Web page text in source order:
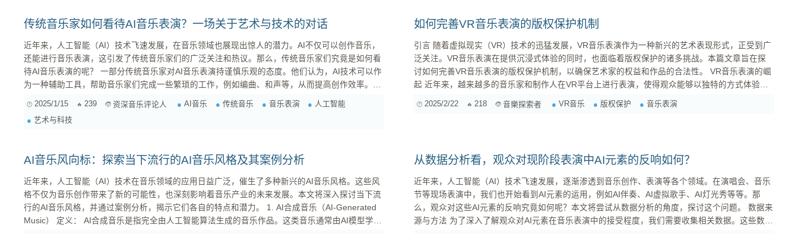
传统音乐家如何看待AI音乐表演？一场关于艺术与技术的对话
近年来，人工智能（AI）技术飞速发展，在音乐领域也展现出惊人的潜力。AI不仅可以创作音乐，
还能进行音乐表演，这引发了传统音乐家们的广泛关注和热议。那么，传统音乐家们究竟是如何看
待AI音乐表演的呢？ 一部分传统音乐家对AI音乐表演持谨慎乐观的态度。他们认为，AI技术可以作
为一种辅助工具，帮助音乐家们完成一些繁琐的工作，例如编曲、和声等，从而提高创作效率。此
外，AI还可以模拟一些复杂的乐器演奏技巧，为音乐创作带来新的灵感。例如，AI可以模拟古筝演
奏技巧中的揉弦、滑音等细节，从而创作出更具表现力的音乐作品。他们看到了AI技术在传承和发
展传统音乐方面的潜力，比如AI可以帮助对濒危的...
2025/1/15 239 资深音乐评论人 AI音乐 传统音乐 音乐表演
人工智能
艺术与科技
如何完善VR音乐表演的版权保护机制
引言 随着虚拟现实（VR）技术的迅猛发展，VR音乐表演作为一种新兴的艺术表现形式，正受到广
泛关注。VR音乐表演在提供沉浸式体验的同时，也面临着版权保护的诸多挑战。本篇文章旨在探
讨如何完善VR音乐表演的版权保护机制，以确保艺术家的权益和作品的合法性。 VR音乐表演的崛
起 近年来，越来越多的音乐家和制作人在VR平台上进行表演，使得观众能够以独特的方式体验音
乐。这种表演方式不仅打破了传统音乐会的界限，消除了地理位置的限制，更增强了观众的参与
2025/2/22 218 音樂探索者 VR音乐 版权保护 音乐表演
AI音乐风向标：探索当下流行的AI音乐风格及其案例分析
近年来，人工智能（AI）技术在音乐领域的应用日益广泛，催生了多种新兴的AI音乐风格。这些风
格不仅为音乐创作带来了新的可能性，也深刻影响着音乐产业的未来发展。本文将深入探讨当下流
行的AI音乐风格，并通过案例分析，揭示它们各自的特点和潜力。 1. AI合成音乐（AI-Generated
Music） 定义： AI合成音乐是指完全由人工智能算法生成的音乐作品。这类音乐通常由AI模型学习
从数据分析看，观众对现阶段表演中AI元素的反响如何？
近年来，人工智能（AI）技术飞速发展，逐渐渗透到音乐创作、表演等各个领域。在演唱会、音乐
节等现场表演中，我们也开始看到AI元素的运用，例如AI伴奏、AI虚拟歌手、AI灯光秀等等。那
么，观众对这些AI元素的反响究竟如何呢？本文将尝试从数据分析的角度，探讨这个问题。 数据来
源与方法 为了深入了解观众对AI元素在音乐表演中的接受程度，我们需要收集相关数据。这些数据